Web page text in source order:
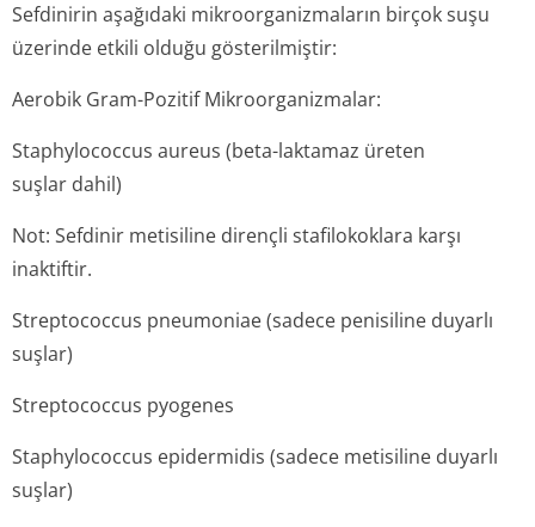
Sefdinirin aşağıdaki mikroorganizmaların birçok suşu
üzerinde etkili olduğu gösterilmiştir:
Aerobik Gram-Pozitif Mikroorganizmalar:
Staphylococcus aureus (beta-laktamaz üreten
suşlar dahil)
Not: Sefdinir metisiline dirençli stafilokoklara karşı
inaktiftir.
Streptococcus pneumoniae(sadece penisiline duyarlı
suşlar)
Streptococcus pyogenes
Staphylococcus epidermidis (sadece metisiline duyarlı
suşlar)